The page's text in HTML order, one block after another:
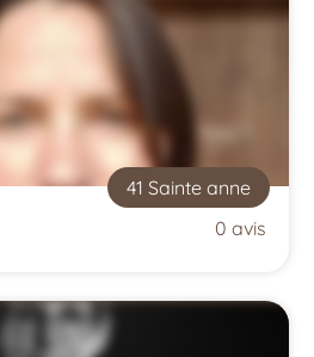
41 Sainte anne
0 avis